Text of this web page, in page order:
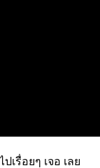
รื่อยๆ เจอ เลย